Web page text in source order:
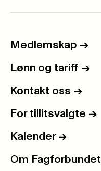
Medlemskap ->
Lønn og tariff ->
Kontakt oss ->
For tillitsvalgte ->
Kalender ->
Om Fagforbundet